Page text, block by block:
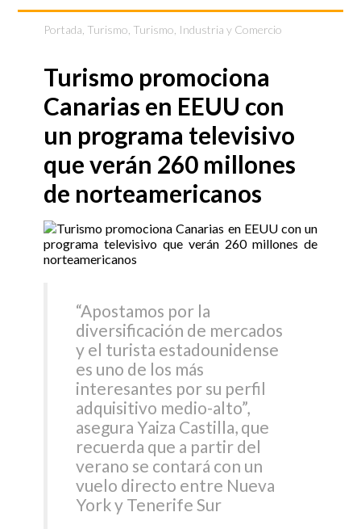
Portada Turismo Turismo, Industria y Comercio
Turismo promociona
Canarias en EEUU con
un programa televisivo
que verán 260 millones
de norteamericanos
“Apostamos por la
diversificación de mercados
y el turista estadounidense
es uno de los más
interesantes por su perfil
adquisitivo medio-alto”,
asegura Yaiza Castilla, que
recuerda que a partir del
verano se contará con un
vuelo directo entre Nueva
York y Tenerife Sur